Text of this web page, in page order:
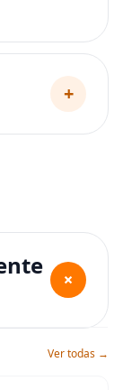
+
+
Ver todas →